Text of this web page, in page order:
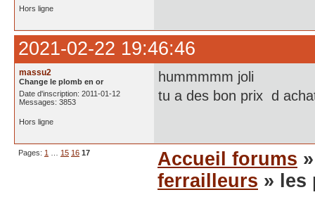
Hors ligne
2021-02-22 19:46:46
massu2
Change le plomb en or
Date d'inscription: 2011-01-12
Messages: 3853
hummmmm joli
tu a des bon prix d
Hors ligne
Pages: 1 15 16 17 Accueil forums
ferrailleurs » les